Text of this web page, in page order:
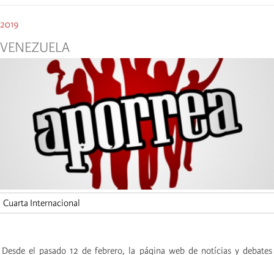
2019
VENEZUELA
Cuarta Internacional
Desde el pasado 12 de febrero, la página web de notícias y debates